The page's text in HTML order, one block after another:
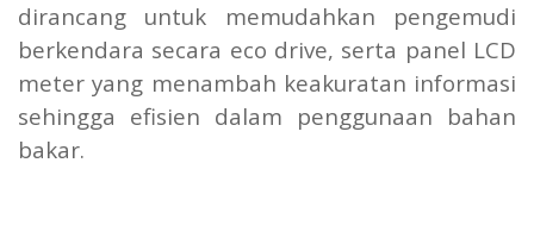
dirancang untuk memudahkan pengemudi
berkendara secara eco drive, serta panel LCD
meter yang menambah keakuratan informasi
sehingga efisien dalam penggunaan bahan
bakar.